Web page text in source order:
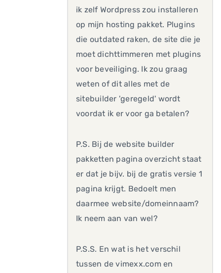
ik zelf Wordpress zou installeren
op mijn hosting pakket. Plugins
die outdated raken, de site die je
moet dichttimmeren met plugins
voor beveiliging. Ik zou graag
weten of dit alles met de
sitebuilder 'geregeld' wordt
voordat ik er voor ga betalen?
P.S. Bij de website builder
pakketten pagina overzicht staat
er dat je bijv. bij de gratis versie 1
pagina krijgt. Bedoelt men
daarmee website/domeinnaam?
Ik neem aan van wel?
P.S.S. En wat is het verschil
tussen de vimexx.com en